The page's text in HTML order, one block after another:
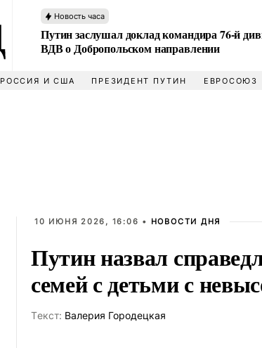
Новость часа
Путин заслушал доклад командира 76-й
ВДВ о Добропольском направлении
РОССИЯ И США ПРЕЗИДЕНТ ПУТИН ЕВРОСОЮЗ
10 ИЮНЯ 2026, 16:06 • НОВОСТИ ДНЯ
Путин назвал
семей с детьми с
Tекст: Валерия Городецкая